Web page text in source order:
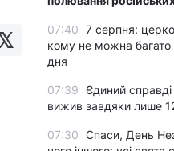
07:40 7 серпня:
кому не можна
дня
07:39 Єдиний справді
вижив завдяки лише
07:30 Спаси, День